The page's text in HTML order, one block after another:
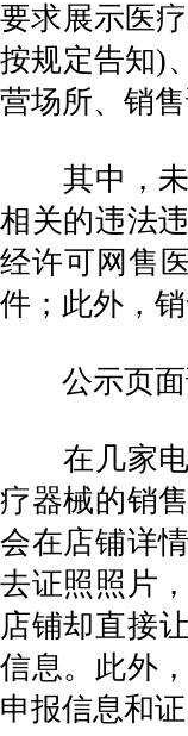
要求展示医
按规定告知)
营场所、销
其中，未
相关的违法
经许可网售
件；此外，
公示页面
在几家电
疗器械的销
会在店铺详
去证照照片
店铺却直接
信息。此外
申报信息和